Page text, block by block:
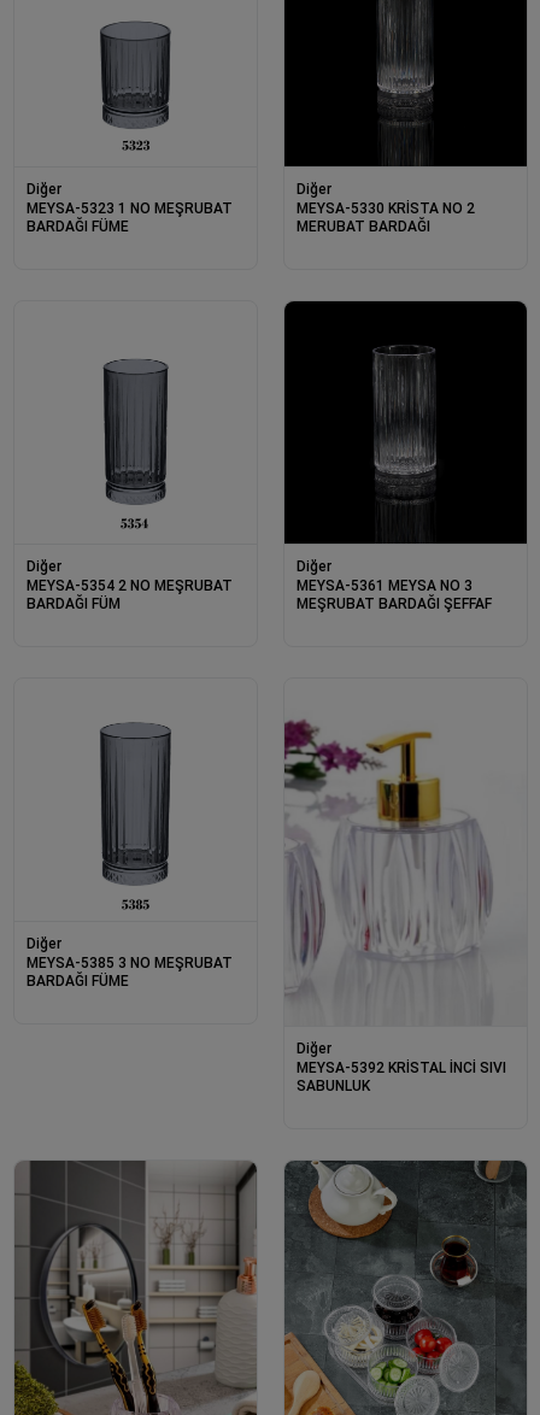
Diğer
MEYSA-5323 1 NO MEŞRUBAT
BARDAĞI FÜME
Diğer
MEYSA-5330 KRİSTA NO 2
MERUBAT BARDAĞI
Diğer
MEYSA-5354 2 NO MEŞRUBAT
BARDAĞI FÜM
Diğer
MEYSA-5361 MEYSA NO 3
MEŞRUBAT BARDAĞI ŞEFFAF
Diğer
MEYSA-5385 3 NO MEŞRUBAT
BARDAĞI FÜME
Diğer
MEYSA-5392 KRİSTAL İNCİ SIVI
SABUNLUK